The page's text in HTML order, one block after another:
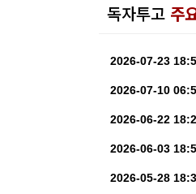
독자투고 주
2026-07-23
2026-07-10
2026-06-22
2026-06-03
2026-05-28